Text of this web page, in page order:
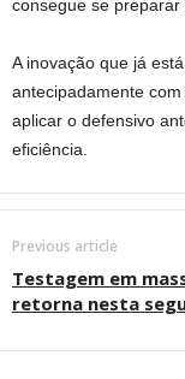
consegue se
A inovação que já
antecipadamente
aplicar o defensivo
eficiência.
Previous article
Testagem em
retorna nesta